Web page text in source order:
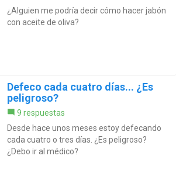
¿Alguien me podría decir cómo hacer jabón
con aceite de oliva?
Defeco cada cuatro días... ¿Es
peligroso?
9 respuestas
Desde hace unos meses estoy defecando
cada cuatro o tres días. ¿Es peligroso?
¿Debo ir al médico?